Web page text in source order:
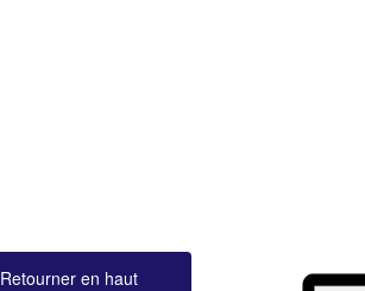
Retourner en haut